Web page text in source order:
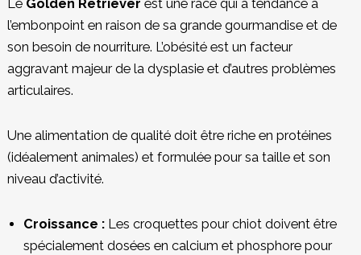
Le Golden Retriever est une race qui a tendance à
l’embonpoint en raison de sa grande gourmandise et de
son besoin de nourriture. L’obésité est un facteur
aggravant majeur de la dysplasie et d’autres problèmes
articulaires.
Une alimentation de qualité doit être riche en protéines
(idéalement animales) et formulée pour sa taille et son
niveau d’activité.
Croissance :Les croquettes pour chiot doivent être
spécialement dosées en calcium et phosphore pour